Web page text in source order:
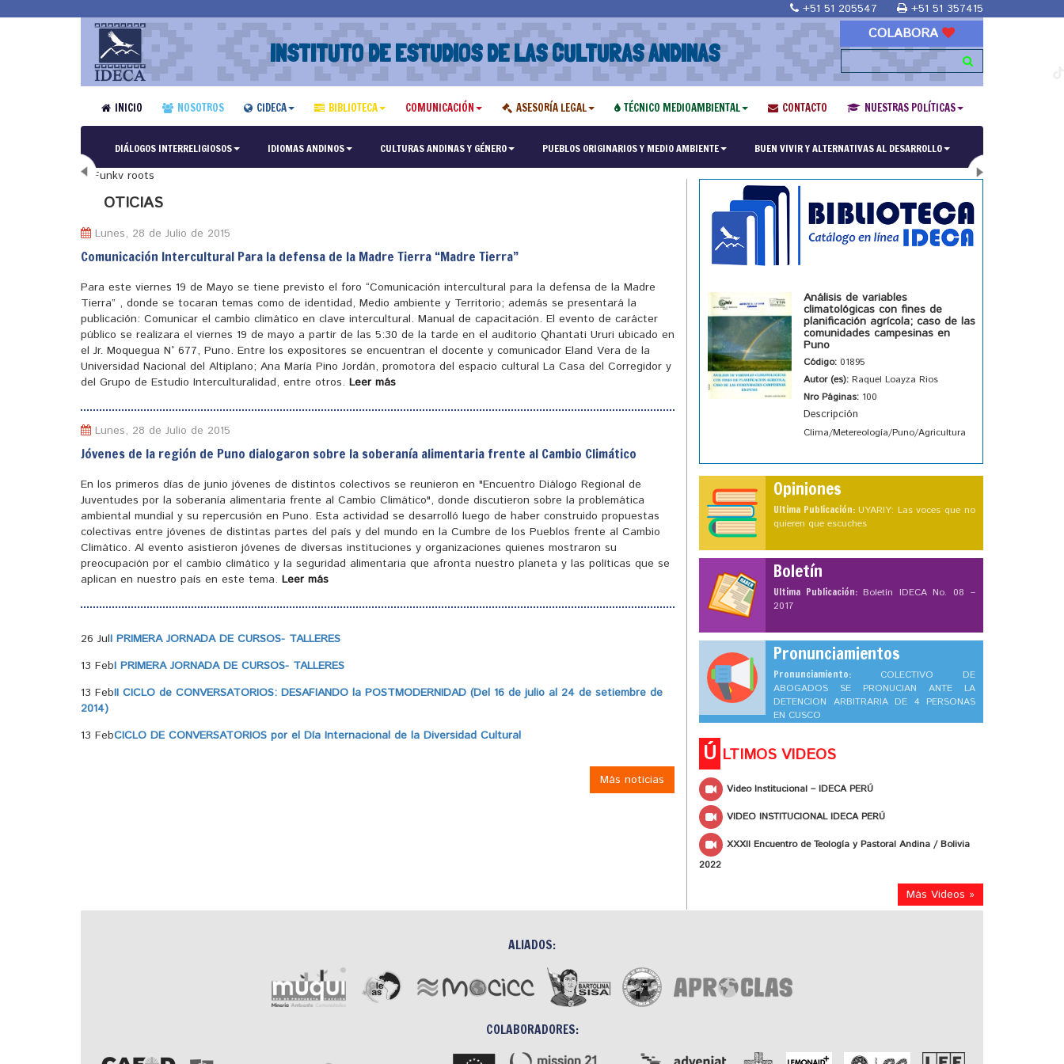
+51 51 205547 +51 51 357415
INSTITUTO DE ESTUDIOS DE LAS CULTURAS ANDINAS
COLABORA
INICIO NOSOTROS CIDECA BIBLIOTECA COMUNICACIÓN ASESORÍA LEGAL TÉCNICO MEDIOAMBIENTAL CONTACTO NUESTRAS POLÍTICAS
DIÁLOGOS INTERRELIGIOSOS IDIOMAS ANDINOS CULTURAS ANDINAS Y GÉNERO PUEBLOS ORIGINARIOS Y MEDIO AMBIENTE BUEN VIVIR Y ALTERNATIVAS AL DESARROLLO
"Maestría en Religiones y culturas Andinas"
OTICIAS
Lunes, 28 de Julio de 2015
Comunicación Intercultural Para la defensa de la Madre Tierra “Madre Tierra”
Para este viernes 19 de Mayo se tiene previsto el foro “Comunicación intercultural para la defensa de la Madre
Tierra” , donde se tocaran temas como de identidad, Medio ambiente y Territorio; además se presentará la
publicación: Comunicar el cambio climático en clave intercultural. Manual de capacitación. El evento de carácter
público se realizara el viernes 19 de mayo a partir de las 5:30 de la tarde en el auditorio Qhantati Ururi ubicado en
el Jr. Moquegua N° 677, Puno. Entre los expositores se encuentran el docente y comunicador Eland Vera de la
Universidad Nacional del Altiplano; Ana María Pino Jordán, promotora del espacio cultural La Casa del Corregidor y
del Grupo de Estudio Interculturalidad, entre otros. Leer más
Lunes, 28 de Julio de 2015
Jóvenes de la región de Puno dialogaron sobre la soberanía alimentaria frente al Cambio Climático
En los primeros días de junio jóvenes de distintos colectivos se reunieron en "Encuentro Diálogo Regional de
Juventudes por la soberanía alimentaria frente al Cambio Climático", donde discutieron sobre la problemática
ambiental mundial y su repercusión en Puno. Esta actividad se desarrolló luego de haber construido propuestas
colectivas entre jóvenes de distintas partes del país y del mundo en la Cumbre de los Pueblos frente al Cambio
Climático. Al evento asistieron jóvenes de diversas instituciones y organizaciones quienes mostraron su
preocupación por el cambio climático y la seguridad alimentaria que afronta nuestro planeta y las políticas que se
aplican en nuestro país en este tema. Leer más
26 JulI PRIMERA JORNADA DE CURSOS- TALLERES
13 FebI PRIMERA JORNADA DE CURSOS- TALLERES
13 FebII CICLO de CONVERSATORIOS: DESAFIANDO la POSTMODERNIDAD (Del 16 de julio al 24 de setiembre de
2014)
13 FebCICLO DE CONVERSATORIOS por el Día Internacional de la Diversidad Cultural
Más noticias
Análisis de variables
climatológicas con fines de
planificación agrícola; caso de las
comunidades campesinas en
Puno
Código: 01895
Autor (es): Raquel Loayza Rios
Nro Páginas: 100
Descripción
Clima/Metereología/Puno/Agricultura
Opiniones
Ultima Publicación: UYARIY: Las voces que no
quieren que escuches
Boletín
Ultima Publicación: Boletín IDECA No. 08 –
2017
Pronunciamientos
Pronunciamiento: COLECTIVO DE
ABOGADOS SE PRONUCIAN ANTE LA
DETENCION ARBITRARIA DE 4 PERSONAS
EN CUSCO
Ú LTIMOS VIDEOS
Video Institucional – IDECA PERÚ
VIDEO INSTITUCIONAL IDECA PERÚ
XXXII Encuentro de Teología y Pastoral Andina / Bolivia
2022
Más Videos »
ALIADOS:
COLABORADORES: